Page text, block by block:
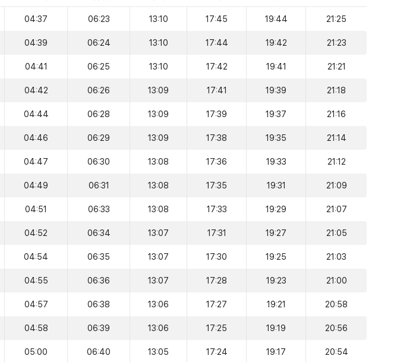
04:37 06:23 13:10 17:45 19:44 21:25
04:39 06:24 13:10 17:44 19:42 21:23
04:41 06:25 13:10 17:42 19:41 21:21
04:42 06:26 13:09 17:41 19:39 21:18
04:44 06:28 13:09 17:39 19:37 21:16
04:46 06:29 13:09 17:38 19:35 21:14
04:47 06:30 13:08 17:36 19:33 21:12
04:49 06:31 13:08 17:35 19:31 21:09
04:51 06:33 13:08 17:33 19:29 21:07
04:52 06:34 13:07 17:31 19:27 21:05
04:54 06:35 13:07 17:30 19:25 21:03
04:55 06:36 13:07 17:28 19:23 21:00
04:57 06:38 13:06 17:27 19:21 20:58
04:58 06:39 13:06 17:25 19:19 20:56
05:00 06:40 13:05 17:24 19:17 20:54